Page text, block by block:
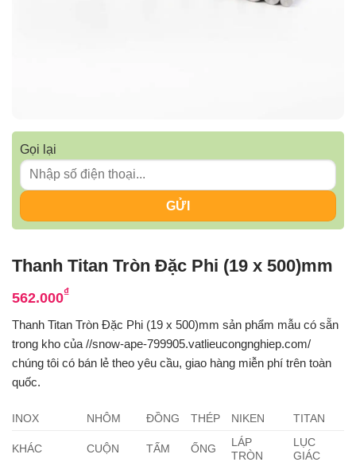
Gọi lại
Thanh Titan Tròn Đặc Phi (19 x 500)mm
562.000₫
Thanh Titan Tròn Đặc Phi (19 x 500)mm sản phẩm mẫu có sẵn
trong kho của //snow-ape-799905.vatlieucongnghiep.com/
chúng tôi có bán lẻ theo yêu cầu, giao hàng miễn phí trên toàn
quốc.
INOX NHÔM ĐỒNG THÉP NIKEN TITAN
KHÁC CUỘN TẤM ỐNG
LÁP
TRÒN
LỤC
GIÁC